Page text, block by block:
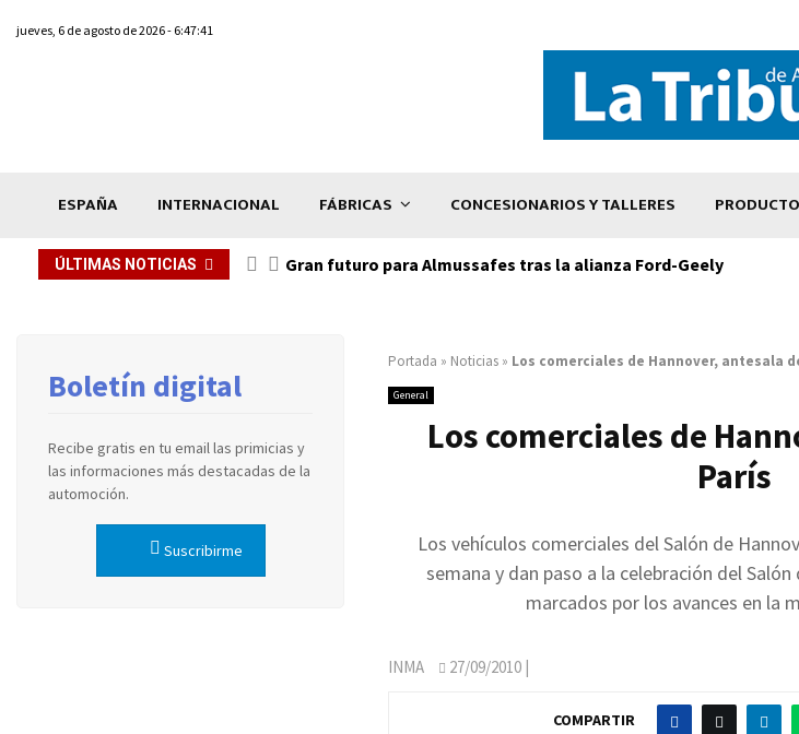
jueves, 6 de agosto de 2026 - 6:47:41
ESPAÑA INTERNACIONAL FÁBRICAS CONCESIONARIOS Y TALLERES PRODUCTO
ÚLTIMAS NOTICIAS Gran futuro para Almussafes tras la alianza Ford-Geely
Portada » Noticias » Los comerciales de Hannover, antesala
General
Los comerciales de
París
Los vehículos comerciales del Salón de
semana y dan paso a la celebración del
marcados por los avances en la
INMA 27/09/2010 |
COMPARTIR
Boletín digital
Recibe gratis en tu email las primicias y
las informaciones más destacadas de la
automoción.
Suscribirme